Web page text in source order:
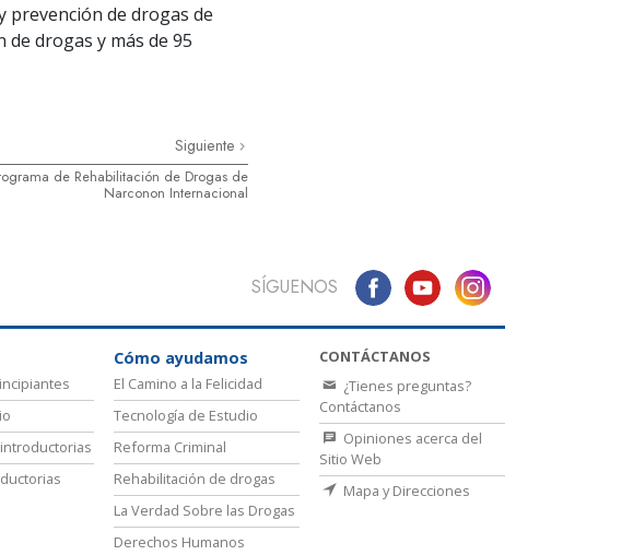
prevención de drogas de
drogas y más de 95
Siguiente
de Rehabilitación de Drogas de
Narconon Internacional
SÍGUENOS
Cómo ayudamos
El Camino a la Felicidad
Tecnología de Estudio
Reforma Criminal
Rehabilitación de drogas
La Verdad Sobre las Drogas
Derechos Humanos
CONTÁCTANOS
¿Tienes preguntas?
Contáctanos
Opiniones acerca del
Sitio Web
Mapa y Direcciones